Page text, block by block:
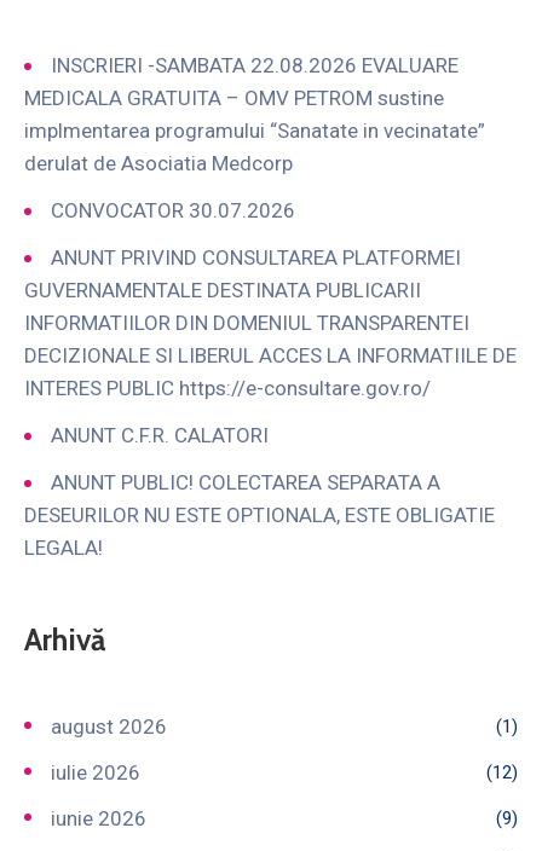
INSCRIERI -SAMBATA 22.08.2026 EVALUARE
MEDICALA GRATUITA – OMV PETROM sustine
implmentarea programului “Sanatate in vecinatate”
derulat de Asociatia Medcorp
CONVOCATOR 30.07.2026
ANUNT PRIVIND CONSULTAREA PLATFORMEI
GUVERNAMENTALE DESTINATA PUBLICARII
INFORMATIILOR DIN DOMENIUL TRANSPARENTEI
DECIZIONALE SI LIBERUL ACCES LA INFORMATIILE DE
INTERES PUBLIC https://e-consultare.gov.ro/
ANUNT C.F.R. CALATORI
ANUNT PUBLIC! COLECTAREA SEPARATA A
DESEURILOR NU ESTE OPTIONALA, ESTE OBLIGATIE
LEGALA!
Arhivă
august 2026 (1)
iulie 2026 (12)
iunie 2026 (9)